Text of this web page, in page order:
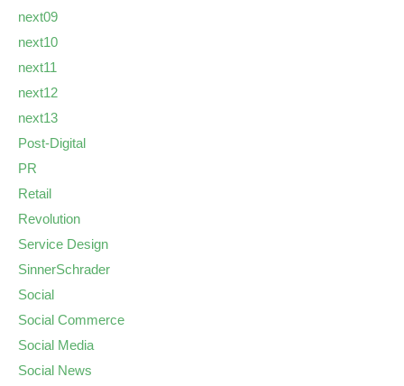
next09
next10
next11
next12
next13
Post-Digital
PR
Retail
Revolution
Service Design
SinnerSchrader
Social
Social Commerce
Social Media
Social News